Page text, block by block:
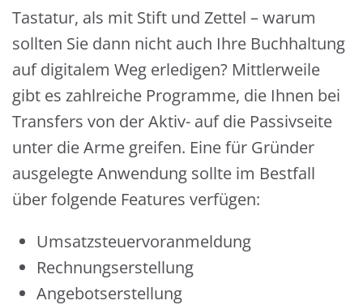
Tastatur, als mit Stift und Zettel – warum
sollten Sie dann nicht auch Ihre Buchhaltung
auf digitalem Weg erledigen? Mittlerweile
gibt es zahlreiche Programme, die Ihnen bei
Transfers von der Aktiv- auf die Passivseite
unter die Arme greifen. Eine für Gründer
ausgelegte Anwendung sollte im Bestfall
über folgende Features verfügen:
Umsatzsteuervoranmeldung
Rechnungserstellung
Angebotserstellung